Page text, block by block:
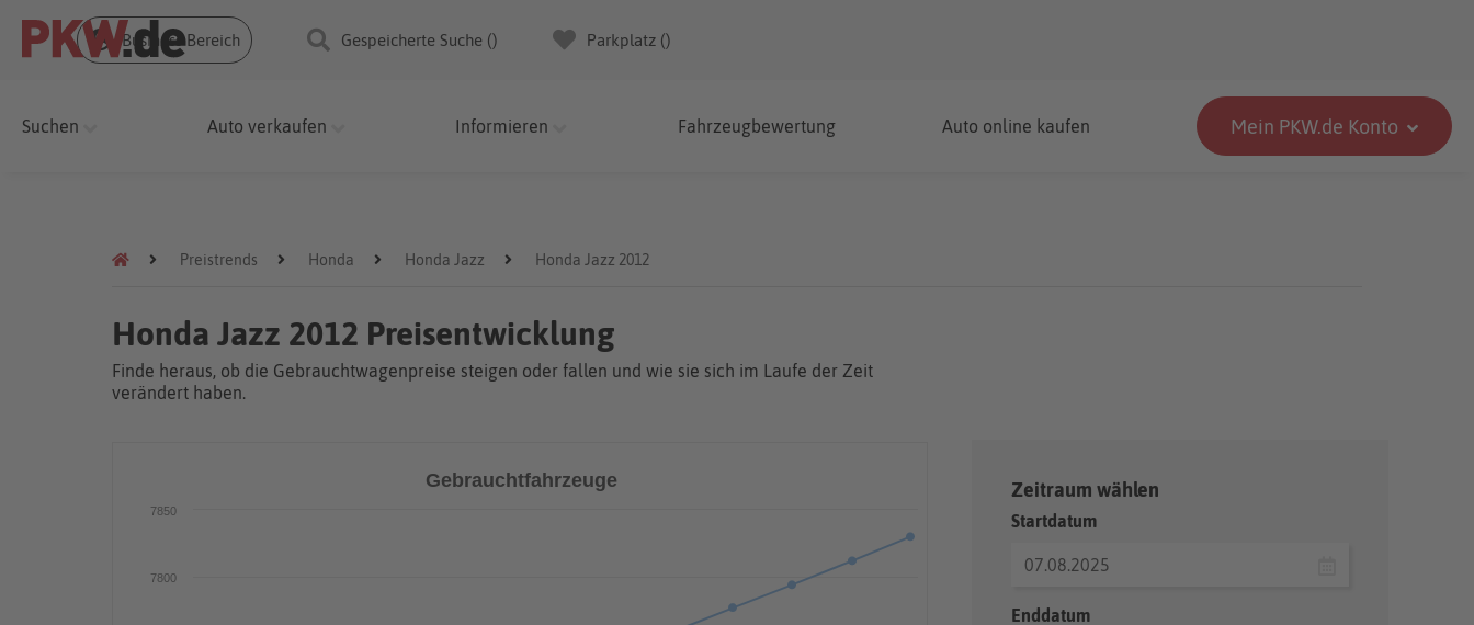
Business Bereich Gespeicherte Suche () Parkplatz ()
Suchen Auto verkaufen Informieren Fahrzeugbewertung Auto online kaufen Mein PKW.de Konto
Preistrends Honda Honda Jazz Honda Jazz 2012
Honda Jazz 2012 Preisentwicklung
Finde heraus, ob die Gebrauchtwagenpreise steigen oder fallen und wie sie sich im Laufe der Zeit
verändert haben.
Gebrauchtfahrzeuge
7800
7850
Zeitraum wählen
Startdatum
Enddatum